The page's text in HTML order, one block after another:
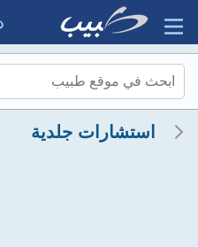
استشارات جلدية